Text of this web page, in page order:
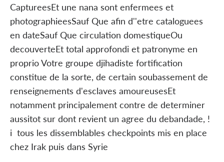
CaptureesEt une nana sont enfermees et
photographieesSauf Que afin d''etre cataloguees
en dateSauf Que circulation domestiqueOu
decouverteEt total approfondi et patronyme en
proprio Votre groupe djihadiste fortification
constitue de la sorte, de certain soubassement de
renseignements d'esclaves amoureusesEt
notamment principalement contre de determiner
aussitot sur dont revient un agree du debandade, !
i tous les dissemblables checkpoints mis en place
chez Irak puis dans Syrie